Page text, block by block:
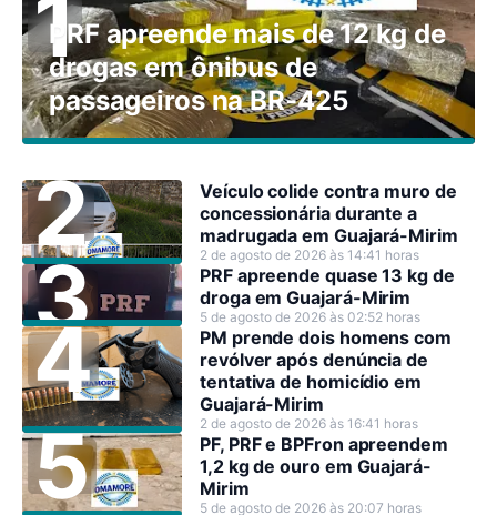
PRF apreende mais de 12 kg de
drogas em ônibus de
passageiros na BR-425
Veículo colide contra muro de
concessionária durante a
madrugada em Guajará-Mirim
2 de agosto de 2026 às 14:41 horas
PRF apreende quase 13 kg de
droga em Guajará-Mirim
5 de agosto de 2026 às 02:52 horas
PM prende dois homens com
revólver após denúncia de
tentativa de homicídio em
Guajará-Mirim
2 de agosto de 2026 às 16:41 horas
PF, PRF e BPFron apreendem
1,2 kg de ouro em Guajará-
Mirim
5 de agosto de 2026 às 20:07 horas